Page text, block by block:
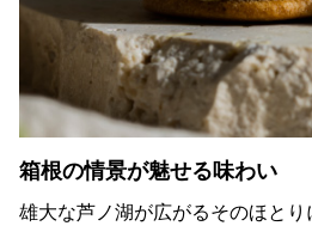
箱根の情景が魅せる味わい
雄大な芦ノ湖が広がるそのほと